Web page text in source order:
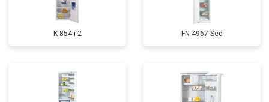
K 854 i-2 FN 4967 Sed